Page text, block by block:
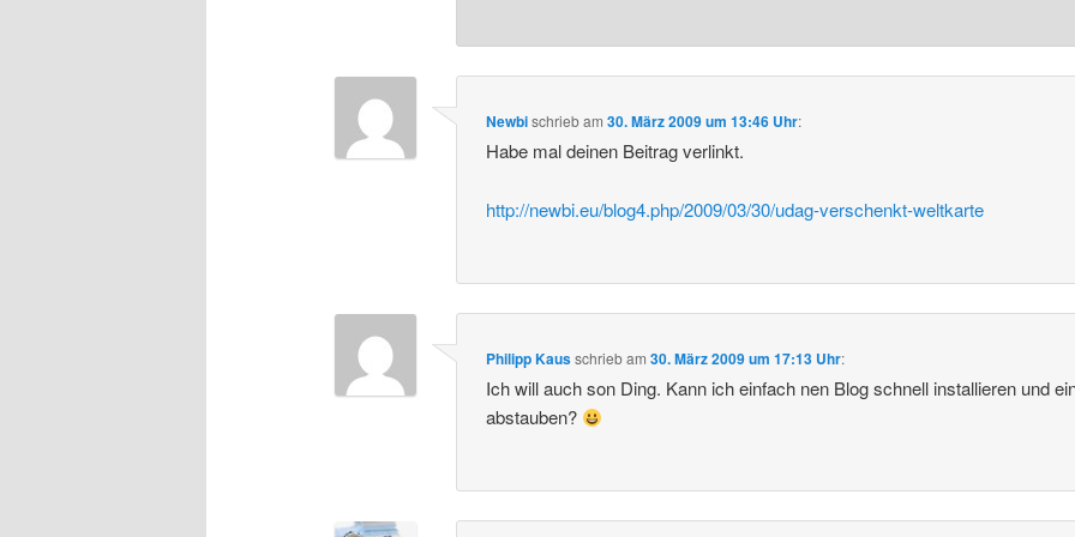
Newbischriebam30. März 2009 um 13:46 Uhr:
Habe mal deinen Beitrag verlinkt.
http://newbi.eu/blog4.php/2009/03/30/udag-verschenkt-weltkarte
Philipp Kausschriebam30. März 2009 um 17:13 Uhr:
Ich will auch son Ding. Kann ich einfach nen Blog schnell installieren und
abstauben?